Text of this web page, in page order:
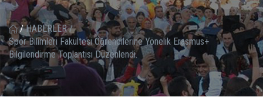
/ HABERLER /
Spor Bilimleri Fakültesi Öğrencilerine Yönelik Erasmus+
Bilgilendirme Toplantısı Düzenlendi.